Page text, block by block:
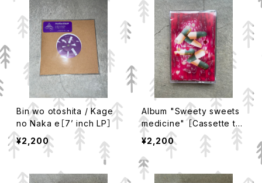
Bin wo otoshita / Kage
no Naka e［7’ inch LP］
¥2,200
Album "Sweety sweets
medicine" ［Cassette ta
pe］
¥2,200